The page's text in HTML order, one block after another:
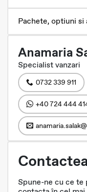
Pachete, optiuni si
Anamaria
Specialist vanzari
0732 339 911
+40 724 444
Spune-ne cu ce te